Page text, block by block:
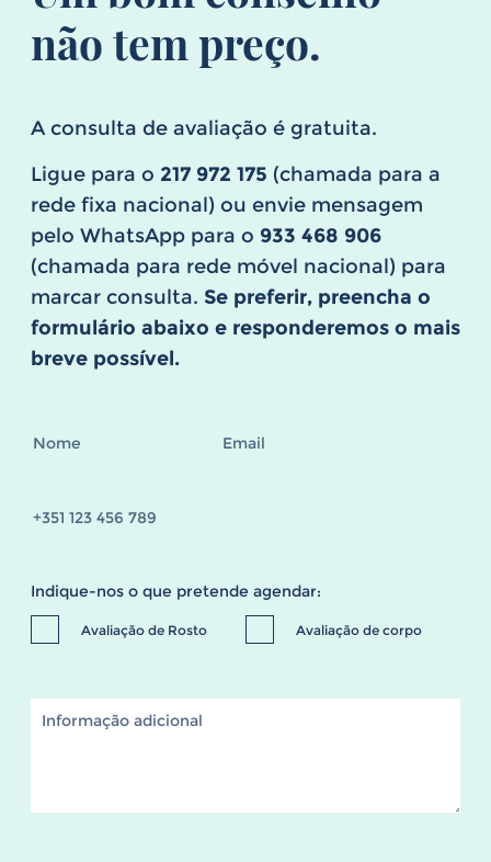
não tem preço.
A consulta de avaliação é gratuita.
Ligue para o 217 972 175 (chamada para a
rede fixa nacional) ou envie mensagem
pelo WhatsApp para o 933 468 906
(chamada para rede móvel nacional) para
marcar consulta. Se preferir, preencha o
formulário abaixo e responderemos o mais
breve possível.
Indique-nos o que pretende agendar:
Avaliação de Rosto Avaliação de corpo